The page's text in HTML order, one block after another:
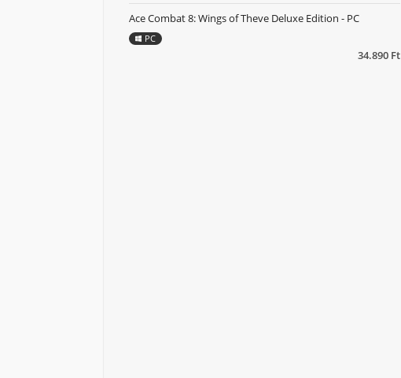
34.890 Ft
Ace Combat 8: Wings of Theve Deluxe Edition - PC
PC